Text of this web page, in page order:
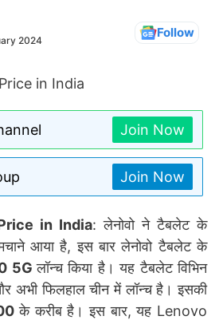
2024 Follow
Join Now
Join Now
in India: लेनोवो ने टैबलेट के
आया है, इस बार लेनोवो टैबलेट के
5Gलॉन्च किया है। यह टैबलेट विभिन
अभी फिलहाल चीन में लॉन्च है। इसकी
के करीब है। इस बार, यह Lenovo